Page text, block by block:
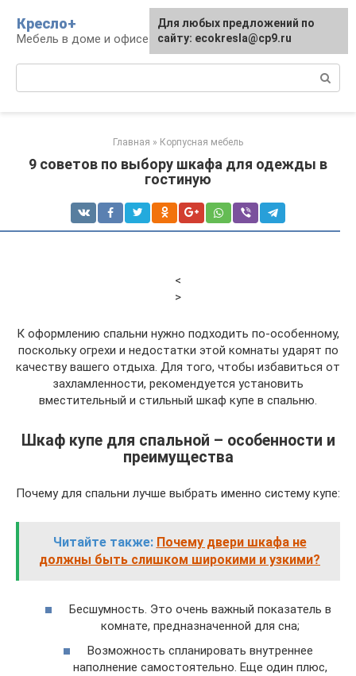
контенту
Кресло+
Мебель в доме и офисе
Главная » Корпусная мебель
9 советов по выбору шкафа для одежды в
гостиную
<
>
К оформлению спальни нужно подходить по-особенному,
поскольку огрехи и недостатки этой комнаты ударят по
качеству вашего отдыха. Для того, чтобы избавиться от
захламленности, рекомендуется установить
вместительный и стильный шкаф купе в спальню.
Шкаф купе для спальной – особенности и
преимущества
Почему для спальни лучше выбрать именно систему купе:
Читайте также: Почему двери шкафа не
должны быть слишком широкими и узкими?
Бесшумность. Это очень важный показатель в
комнате, предназначенной для сна;
Возможность спланировать внутреннее
наполнение самостоятельно. Еще один плюс,
Для любых предложений по
сайту: ecokresla@cp9.ru